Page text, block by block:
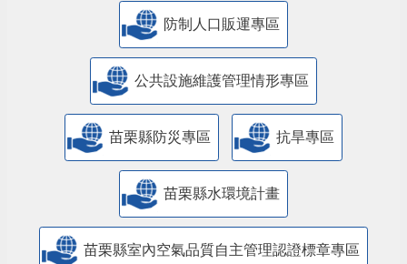
防制人口販運專區
​公共設施維護管理情形專區
苗栗縣防災專區 抗旱專區
苗栗縣水環境計畫
苗栗縣室內空氣品質自主管理認證標章專區